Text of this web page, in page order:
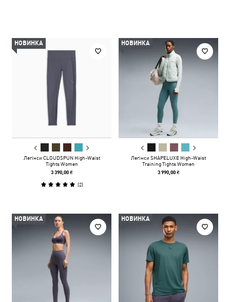
НОВИНКА
Легінси CLOUDSPUN High-Waist
Tights Women
3 390,00 ₴
(2)
НОВИНКА
Легінси SHAPELUXE High-Waist
Training Tights Women
3 990,00 ₴
НОВИНКА НОВИНКА